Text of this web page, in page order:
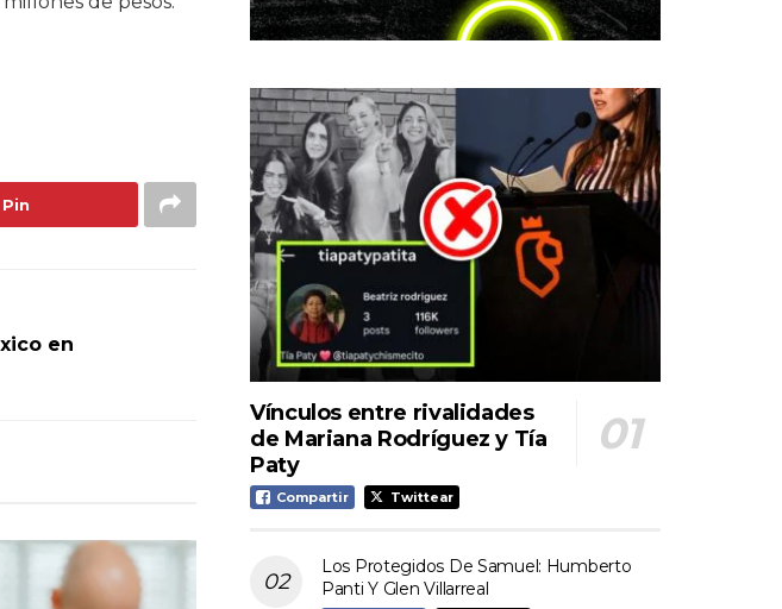
Pin
en
Vínculos entre rivalidades
de Mariana Rodríguez y Tía
Paty
Compartir Twittear
Los Protegidos De Samuel: Humberto
Panti Y Glen Villarreal